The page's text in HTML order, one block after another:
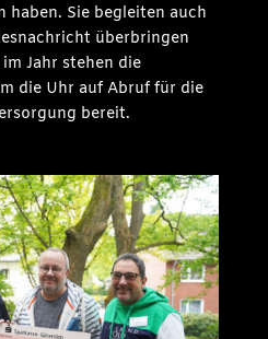
haben. Sie begleiten auch
überbringen
Jahr stehen die
die Uhr auf Abruf für die
bereit.